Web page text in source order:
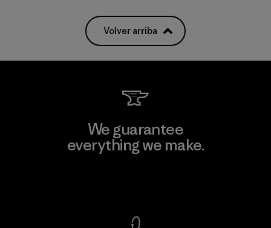
Volver arriba
We guarantee
everything we make.